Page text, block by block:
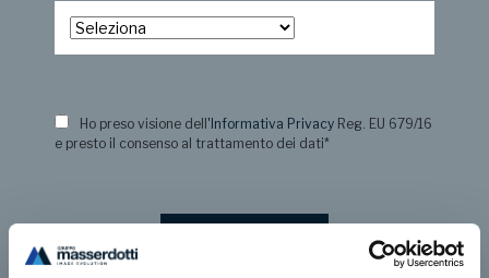
Ho preso visione dell 'Informativa Privacy Reg. EU 679/16
e presto il consenso al trattamento dei dati*